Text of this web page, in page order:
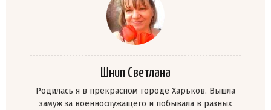
Шнип Светлана
Родилась я в прекрасном городе Харьков. Вышла
замуж за военнослужащего и побывала в разных